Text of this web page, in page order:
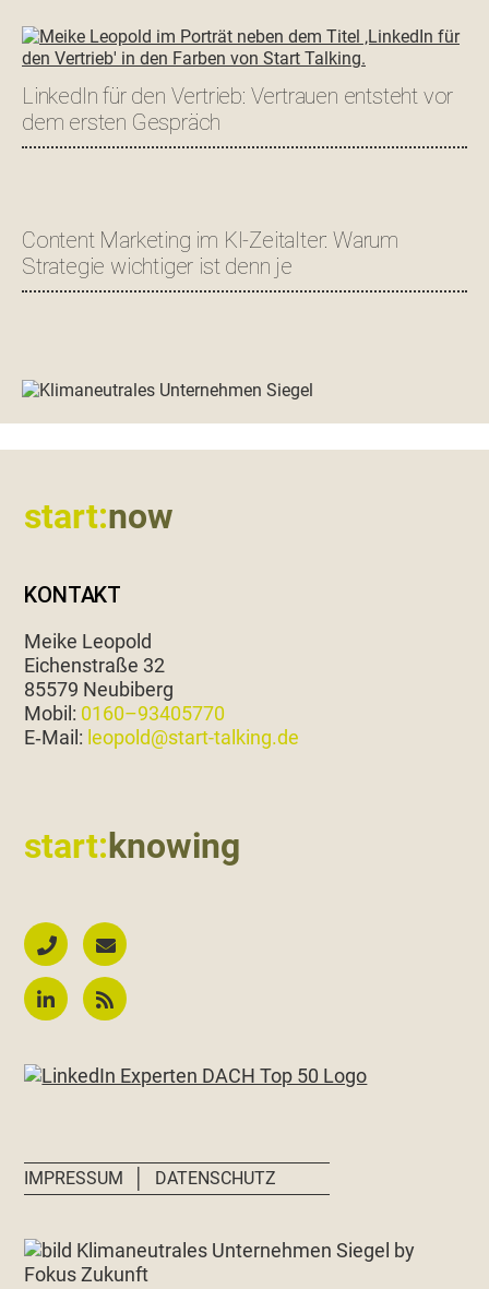
LinkedIn für den Vertrieb: Vertrauen entsteht vor
dem ersten Gespräch
Content Marketing im KI-Zeitalter: Warum
Strategie wichtiger ist denn je
start:now
KONTAKT
Meike Leopold
Eichen­straße 32
85579 Neubiberg
Mobil: 0160–93405770
E‑Mail: leopold@start-talking.de
start:knowing
IMPRESSUM DATENSCHUTZ